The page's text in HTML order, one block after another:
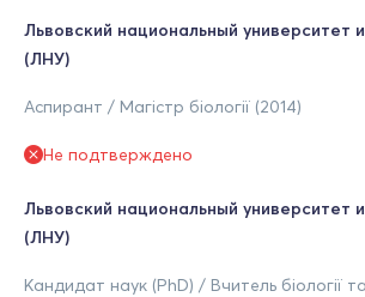
Львовский национальный университет
(ЛНУ)
Аспирант / Магістр біології (2014)
Не подтверждено
Львовский национальный университет
(ЛНУ)
Кандидат наук (PhD) / Вчитель біології